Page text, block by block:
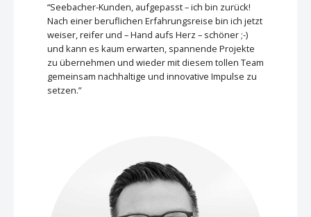
“Seebacher-Kunden, aufgepasst – ich bin zurück!
Nach einer beruflichen Erfahrungsreise bin ich jetzt
weiser, reifer und – Hand aufs Herz – schöner ;-)
und kann es kaum erwarten, spannende Projekte
zu übernehmen und wieder mit diesem tollen Team
gemeinsam nachhaltige und innovative Impulse zu
setzen.”